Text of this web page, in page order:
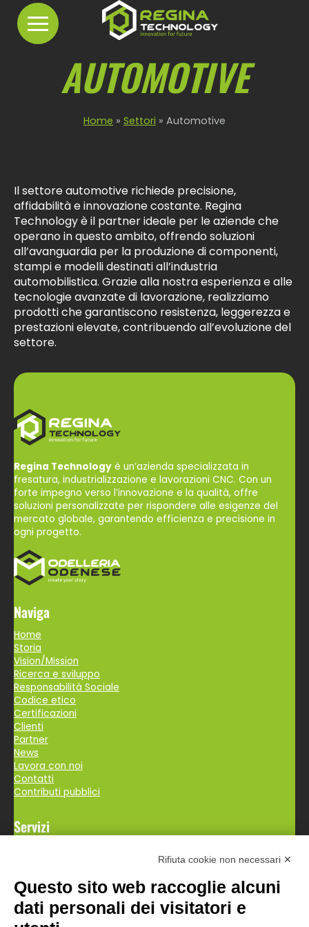
Regina
Technology
HOME
STORIA
VISION/MISSION
RICERCA E SVILUPPO
RESPONSABILITÀ SOCIALE
CODICE ETICO
COSA FACCIAMO
PROGETTAZIONE
INDUSTRIALIZZAZIONE
FRESATURA
COLLAUDO
REVERSE ENGINEERING
SETTORI
PRODOTTI
PARTNER
NEWS
AUTOMOTIVE
Home » Settori » Automotive
Il settore automotive richiede precisione,
affidabilità e innovazione costante. Regina
Technology è il partner ideale per le aziende che
operano in questo ambito, offrendo soluzioni
all’avanguardia per la produzione di componenti,
stampi e modelli destinati all’industria
automobilistica. Grazie alla nostra esperienza e alle
tecnologie avanzate di lavorazione, realizziamo
prodotti che garantiscono resistenza, leggerezza e
prestazioni elevate, contribuendo all’evoluzione del
settore.
Regina Technology è un’azienda specializzata in
fresatura, industrializzazione e lavorazioni CNC. Con un
forte impegno verso l’innovazione e la qualità, offre
soluzioni personalizzate per rispondere alle esigenze del
mercato globale, garantendo efficienza e precisione in
ogni progetto.
Naviga
Home
Storia
Vision/Mission
Ricerca e sviluppo
Responsabilità Sociale
Codice etico
Certificazioni
Clienti
Partner
News
Lavora con noi
Contatti
Contributi pubblici
Servizi
Fresatura
Reverse Engineering
Rifiuta cookie non necessari ✕
Questo sito web raccoglie alcuni
dati personali dei visitatori e